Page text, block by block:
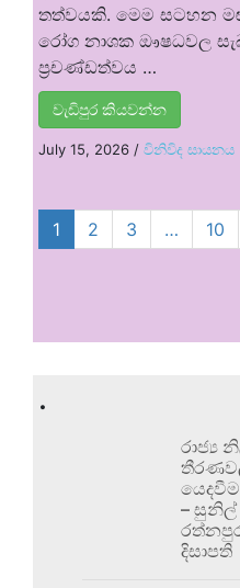
තත්වයකි. මෙම සටහන
රෝග නාශක ඖෂධවල
ප්‍රචණ්ඩත්වය …
වැඩිපුර කියවන්න
July 15, 2026 / විනිවිද සායනය
1 2 3 … 10
.
රාජ්‍ය
–
දිසාපති